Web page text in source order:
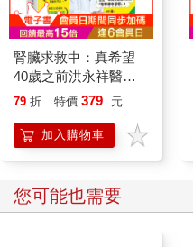
腎臟求救中：真希望
40歲之前洪永祥醫師
就告訴我這些事
79 折 特價 379 元
加入購物車
您可能也需要